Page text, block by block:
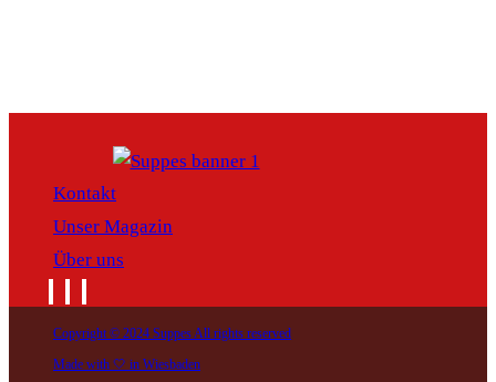
Kontakt
Unser Magazin
Über uns
Copyright © 2024 Suppes All rights reserved
Made with 🤍 in Wiesbaden